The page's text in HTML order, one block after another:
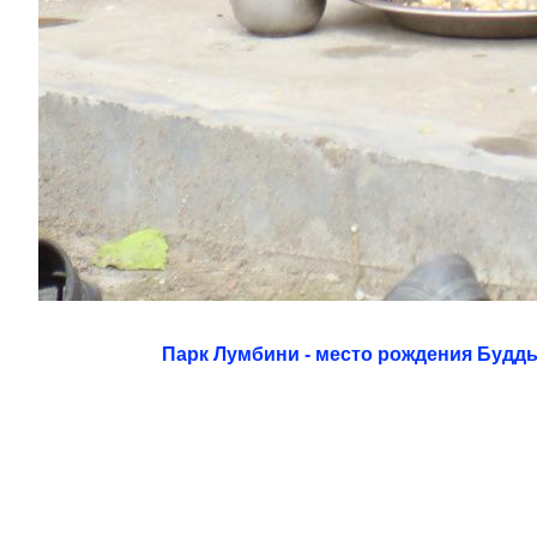
Парк Лумбини - место рождения